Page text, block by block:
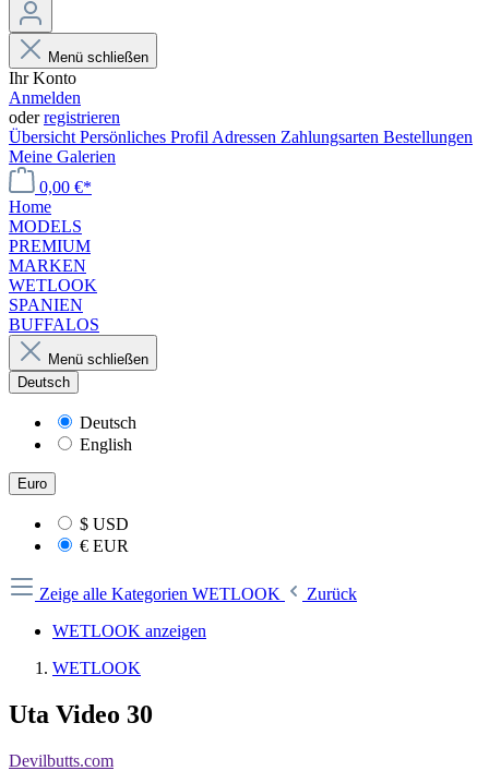
Menü schließen
Ihr Konto
Anmelden
oderregistrieren
Übersicht Persönliches Profil Adressen Zahlungsarten Bestellungen
Meine Galerien
0,00 €*
Home
MODELS
PREMIUM
MARKEN
WETLOOK
SPANIEN
BUFFALOS
Menü schließen
Deutsch
Deutsch
English
Euro
$ USD
€ EUR
Zeige alle Kategorien WETLOOK
Zurück
WETLOOK anzeigen
WETLOOK
Uta Video 30
Devilbutts.com